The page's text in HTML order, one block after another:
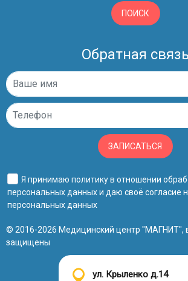
ПОИСК
Обратная
ЗАПИСАТЬСЯ
Я принимаю политику в отношении
персональных данныхи даю своё согласие
персональных данных
© 2016-2026 Медицинский центр "МАГНИТ",
защищены
ул. Крыленко д.14